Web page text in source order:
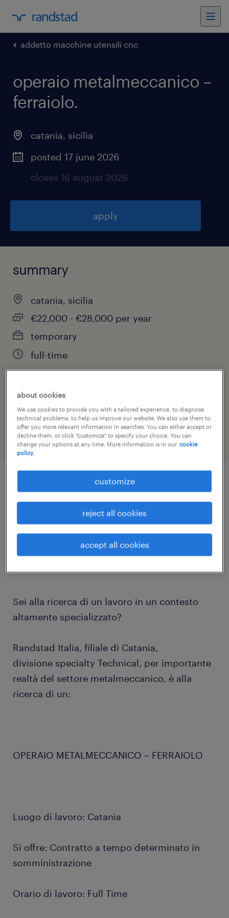
addetto macchine utensili cnc
operaio metalmeccanico –
ferraiolo.
catania, sicilia
posted 17 june 2026
closes 16 august 2026
apply
summary
catania, sicilia
€22,000 - €28,000 per year
temporary
full-time
job category
other
job details
Ami la meccanica e possiedi ottime doti
Sei alla ricerca di un lavoro in un contesto
altamente specializzato?
Randstad Italia, filiale di Catania,
divisione specialty Technical, per importante
realtà del settore metalmeccanico, è alla
ricerca di un:
OPERAIO METALMECCANICO – FERRAIOLO
Luogo di lavoro: Catania
Si offre: Contratto a tempo determinato in
somministrazione
Orario di lavoro: Full Time
about cookies
We use cookies to provide you with a tailored experience, to diagnose
technical problems, to help us improve our website. We also use them to
offer you more relevant information in searches. You can either accept or
decline them, or click "customize" to specify your choice. You can
change your options at any time. More information is in our cookie
policy.
customize
reject all cookies
accept all cookies